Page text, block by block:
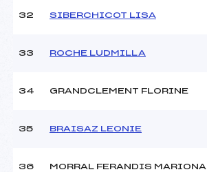
32 SIBERCHICOT LISA
33 ROCHE LUDMILLA
34 GRANDCLEMENT FLORINE
35 BRAISAZ LEONIE
36 MORRAL FERANDIS MARIONA